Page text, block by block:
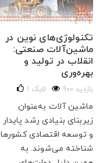
تکنولوژی‌های نوین در
ماشین‌آلات صنعتی:
انقلاب در تولید و
بهره‌وری
900 بازدید 1 لایک
ماشین آلات به‌عنوان
زیربنای بنیادی رشد پایدار
و توسعه اقتصادی کشورها
شناخته می‌شوند. به